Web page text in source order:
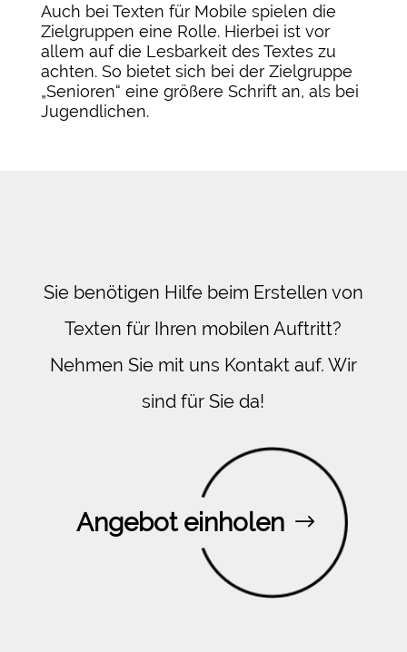
Auch bei Texten für Mobile spielen die
Zielgruppen eine Rolle. Hierbei ist vor
allem auf die Lesbarkeit des Textes zu
achten. So bietet sich bei der Zielgruppe
„Senioren“ eine größere Schrift an, als bei
Jugendlichen.
Sie benötigen Hilfe beim Erstellen von
Texten für Ihren mobilen Auftritt?
Nehmen Sie mit uns Kontakt auf. Wir
sind für Sie da!
Angebot einholen